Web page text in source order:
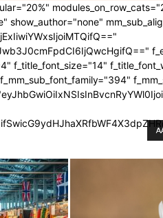
show_author="none"
f_title_font_size="14"